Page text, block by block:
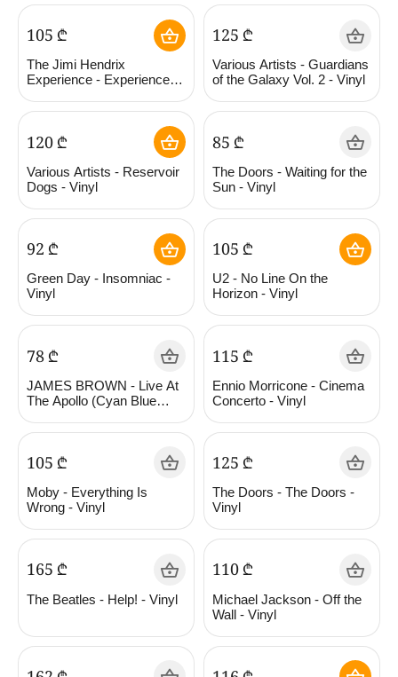
‍105‍ ₾
The Jimi Hendrix
Experience - Experience
‍125‍ ₾
Various Artists - Guardians
of the Galaxy Vol. 2 - Vinyl
‍120‍ ₾
Various Artists - Reservoir
Dogs - Vinyl
‍85‍ ₾
The Doors - Waiting for the
Sun - Vinyl
‍92‍ ₾
Green Day - Insomniac -
Vinyl
‍105‍ ₾
U2 - No Line On the
Horizon - Vinyl
‍78‍ ₾
JAMES BROWN - Live At
The Apollo (Cyan Blue
‍115‍ ₾
Ennio Morricone - Cinema
Concerto - Vinyl
‍105‍ ₾
Moby - Everything Is
Wrong - Vinyl
‍125‍ ₾
The Doors - The Doors -
Vinyl
‍165‍ ₾
The Beatles - Help! - Vinyl
‍110‍₾
Michael Jackson - Off the
Wall - Vinyl